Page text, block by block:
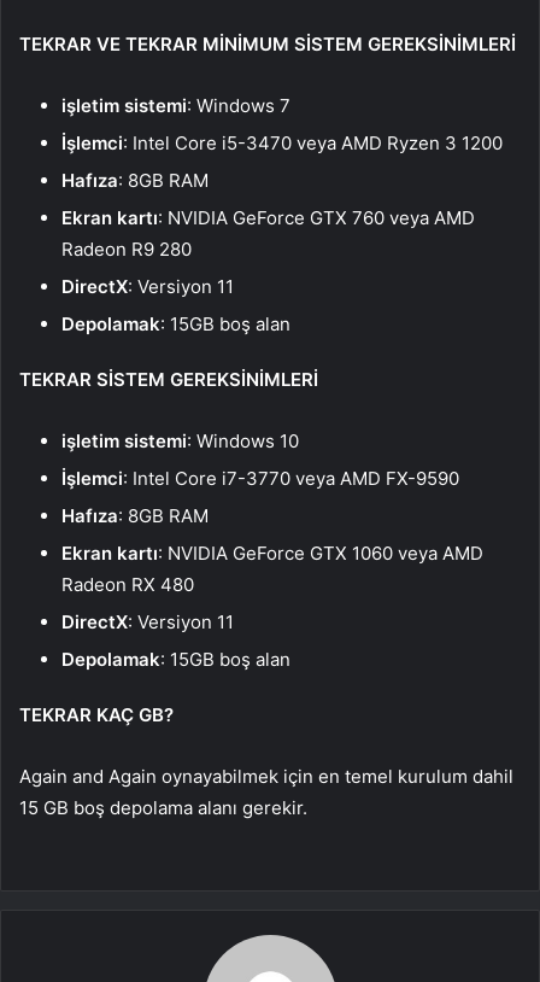
TEKRAR VE TEKRAR MİNİMUM SİSTEM GEREKSİNİMLERİ
işletim sistemi: Windows 7
İşlemci: Intel Core i5-3470 veya AMD Ryzen 3 1200
Hafıza: 8GB RAM
Ekran kartı: NVIDIA GeForce GTX 760 veya AMD
Radeon R9 280
DirectX: Versiyon 11
Depolamak: 15GB boş alan
TEKRAR SİSTEM GEREKSİNİMLERİ
işletim sistemi: Windows 10
İşlemci: Intel Core i7-3770 veya AMD FX-9590
Hafıza: 8GB RAM
Ekran kartı: NVIDIA GeForce GTX 1060 veya AMD
Radeon RX 480
DirectX: Versiyon 11
Depolamak: 15GB boş alan
TEKRAR KAÇ GB?
Again and Again oynayabilmek için en temel kurulum dahil
15 GB boş depolama alanı gerekir.